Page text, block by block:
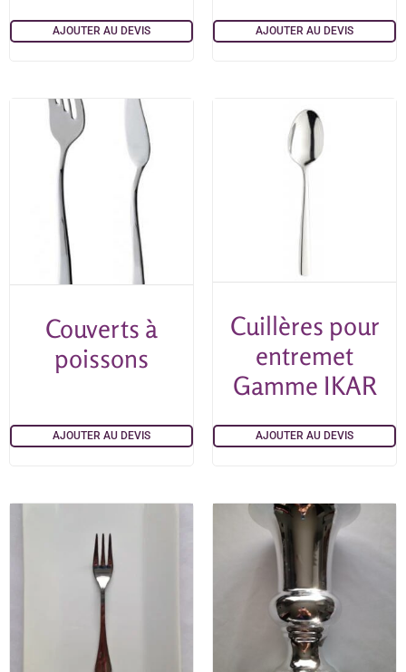
AJOUTER AU DEVIS AJOUTER AU DEVIS
Couverts à
poissons
AJOUTER AU DEVIS
Cuillères pour
entremet
Gamme IKAR
AJOUTER AU DEVIS